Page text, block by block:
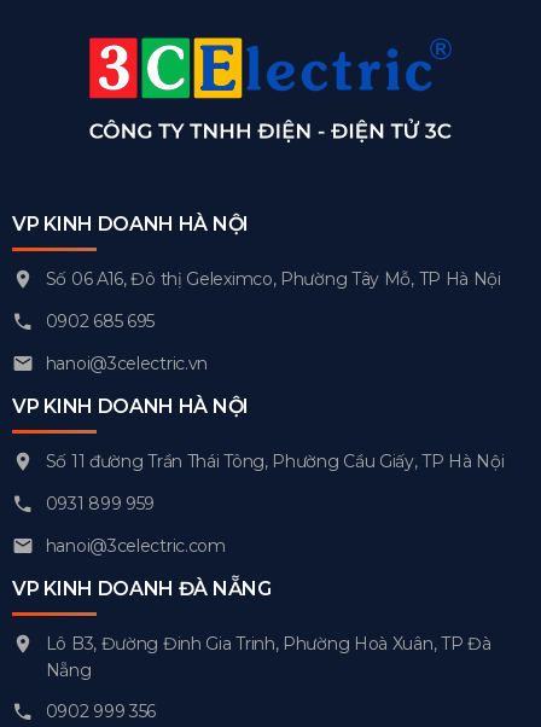
VP KINH DOANH HÀ NỘI
Số 06 A16, Đô thị Geleximco, Phường Tây Mỗ, TP Hà Nội
0902 685 695
hanoi@3celectric.vn
VP KINH DOANH HÀ NỘI
Số 11 đường Trần Thái Tông, Phường Cầu Giấy, TP Hà Nội
0931 899 959
hanoi@3celectric.com
VP KINH DOANH ĐÀ NẴNG
Lô B3, Đường Đinh Gia Trinh, Phường Hoà Xuân, TP Đà
Nẵng
0902 999 356